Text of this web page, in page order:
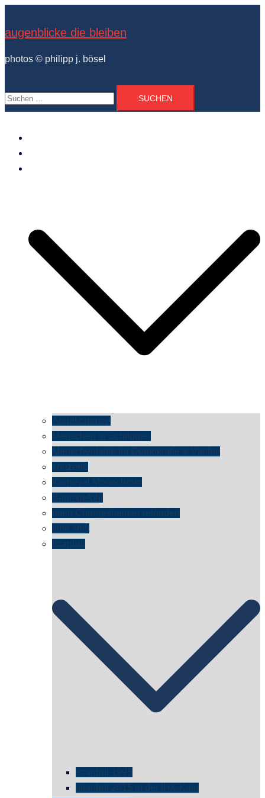
springen
augenblicke die bleiben
photos © philipp j. bösel
Suchen
nach:
Angekommen
Menschen in Schildgen
Menschenkette für Demokratie & Vielfalt
konzerte
Karneval Monochrom
Baumgefühl
mein Chargesheimer reloaded
time shift
Istanbul
istanbul 1995
Istanbul 2015 in der IHK Köln